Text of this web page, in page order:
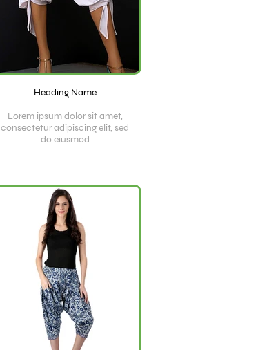
Heading Name
Lorem ipsum dolor sit amet,
consectetur adipiscing elit, sed
do eiusmod